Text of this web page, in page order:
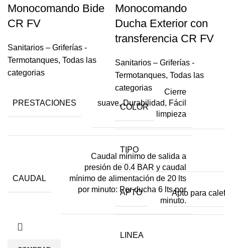
Monocomando Bide
CR FV
Sanitarios – Griferías -
Termotanques, Todas las
categorias
PRESTACIONES
Cierre
suave, Durabilidad, Fácil
limpieza
CAUDAL
Caudal mínimo de salida a
presión de 0.4 BAR y caudal
mínimo de alimentación de 20 lts
por minuto: Por ducha 6 lts por
minuto.
Monocomando
Ducha Exterior con
transferencia CR FV
Sanitarios – Griferías -
Termotanques, Todas las
categorias
COLOR
TIPO
APTO Apto para
LINEA